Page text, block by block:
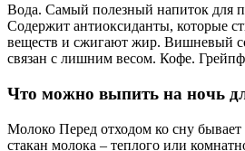
Вода. Самый полезный напиток для
Содержит антиоксиданты, которые
веществ и сжигают жир. Вишневый
связан с лишним весом. Кофе.
Что можно выпить на ночь
Молоко Перед отходом ко сну
стакан молока – теплого или